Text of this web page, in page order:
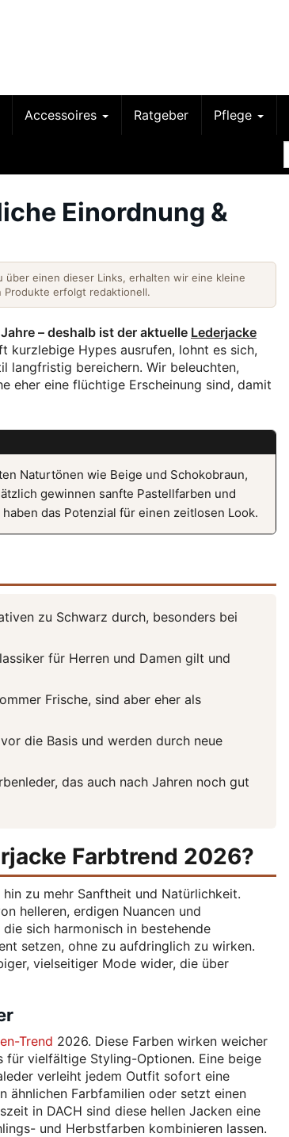
Accessoires Ratgeber Pflege
Einordnung &
einen dieser Links, erhalten wir eine kleine
Produkte erfolgt redaktionell.
– deshalb ist der aktuelle Lederjacke
kurzlebige Hypes ausrufen, lohnt es sich,
langfristig bereichern. Wir beleuchten,
eher eine flüchtige Erscheinung sind, damit
Naturtönen wie Beige und Schokobraun,
gewinnen sanfte Pastellfarben und
das Potenzial für einen zeitlosen Look.
zu Schwarz durch, besonders bei
für Herren und Damen gilt und
Frische, sind aber eher als
die Basis und werden durch neue
das auch nach Jahren noch gut
Farbtrend 2026?
zu mehr Sanftheit und Natürlichkeit.
helleren, erdigen Nuancen und
sich harmonisch in bestehende
setzen, ohne zu aufdringlich zu wirken.
vielseitiger Mode wider, die über
Trend 2026. Diese Farben wirken weicher
für vielfältige Styling-Optionen. Eine beige
verleiht jedem Outfit sofort eine
ähnlichen Farbfamilien oder setzt einen
in DACH sind diese hellen Jacken eine
und Herbstfarben kombinieren lassen.